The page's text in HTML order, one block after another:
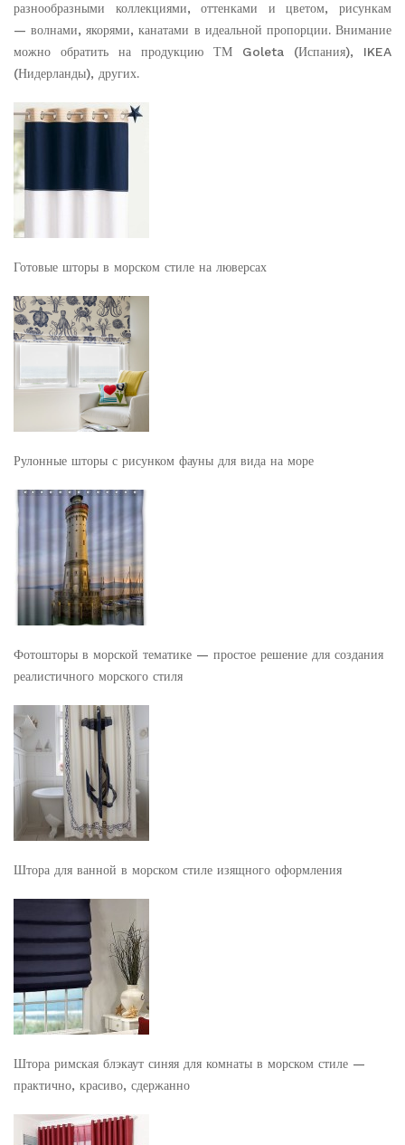
разнообразными коллекциями, оттенками и цветом, рисункам
— волнами, якорями, канатами в идеальной пропорции. Внимание
можно обратить на продукцию ТМ Goleta (Испания), IKEA
(Нидерланды), других.
Готовые шторы в морском стиле на люверсах
Рулонные шторы с рисунком фауны для вида на море
Фотошторы в морской тематике — простое решение для создания
реалистичного морского стиля
Штора для ванной в морском стиле изящного оформления
Штора римская блэкаут синяя для комнаты в морском стиле —
практично, красиво, сдержанно